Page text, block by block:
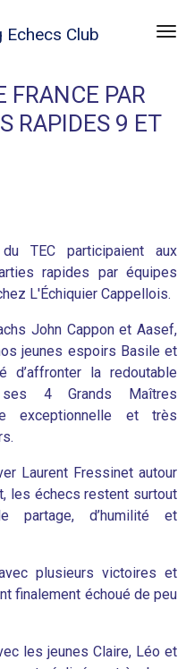
Echecs Club
FRANCE PAR
RAPIDES 9 ET
TEC participaient aux
rapides par équipes
L'Échiquier Cappellois.
John Cappon et Aasef,
jeunes espoirs Basile et
d’affronter la redoutable
4 Grands Maîtres
exceptionnelle et très
Laurent Fressinet autour
les échecs restent surtout
partage, d’humilité et
plusieurs victoires et
finalement échoué de peu
les jeunes Claire, Léo et